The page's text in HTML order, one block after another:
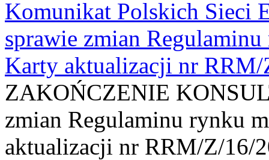
Komunikat Polskich Sieci
sprawie zmian
Karty aktualizacji nr
ZAKOŃCZENIE
zmian Regulaminu rynku
aktualizacji nr RRM/Z/16/